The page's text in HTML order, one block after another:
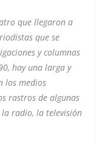
que llegaron a
que se
y columnas
hay una larga y
los medios
rastros de algunas
radio, la televisión